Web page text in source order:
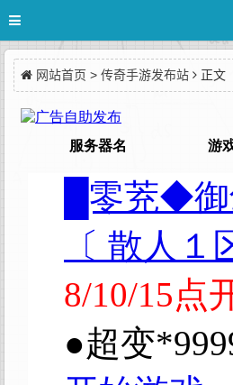
网站首页 > 传奇手游发布站 正文